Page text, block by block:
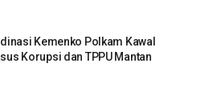
Kemenko Polkam Kawal
Korupsi dan TPPU Mantan